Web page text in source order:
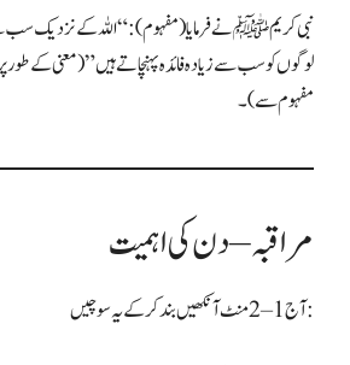
نبی کریم ﷺ نے فرمایا (مفہوم): “اللہ کے نزدیک سب
لوگوں کو سب سے زیادہ فائدہ پہنچاتے ہیں” (معنی کے طور
مراقبہ – دن کی اہمیت
آج 1–2 منٹ آنکھیں بند کر کے یہ سوچیں: